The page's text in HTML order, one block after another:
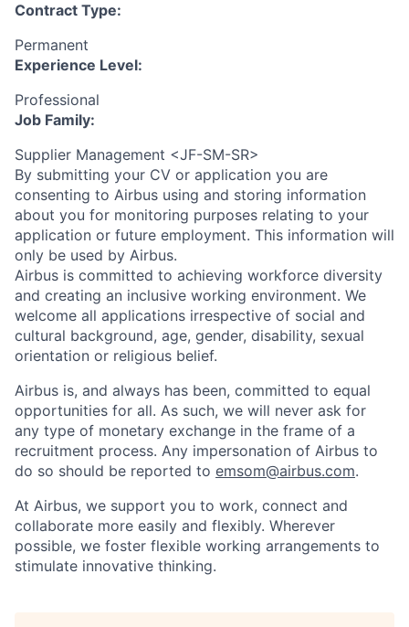
Contract Type:
Permanent
Experience Level:
Professional
Job Family:
Supplier Management <JF-SM-SR>
By submitting your CV or application you are
consenting to Airbus using and storing information
about you for monitoring purposes relating to your
application or future employment. This information will
only be used by Airbus.
Airbus is committed to achieving workforce diversity
and creating an inclusive working environment. We
welcome all applications irrespective of social and
cultural background, age, gender, disability, sexual
orientation or religious belief.
Airbus is, and always has been, committed to equal
opportunities for all. As such, we will never ask for
any type of monetary exchange in the frame of a
recruitment process. Any impersonation of Airbus to
do so should be reported to emsom@airbus.com.
At Airbus, we support you to work, connect and
collaborate more easily and flexibly. Wherever
possible, we foster flexible working arrangements to
stimulate innovative thinking.